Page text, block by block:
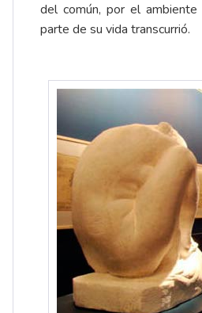
del común, por el
parte de su vida transcurrió.